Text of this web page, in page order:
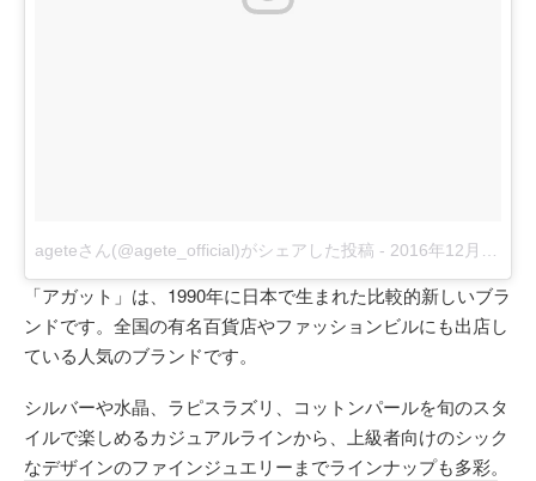
ageteさん(@agete_official)がシェアした投稿 - 2016年12月月12日午後8時20分PST
「アガット」は、1990年に日本で生まれた比較的新しいブラ
ンドです。全国の有名百貨店やファッションビルにも出店し
ている人気のブランドです。
シルバーや水晶、ラピスラズリ、コットンパールを旬のスタ
イルで楽しめるカジュアルラインから、上級者向けのシック
なデザインのファインジュエリーまでラインナップも多彩。